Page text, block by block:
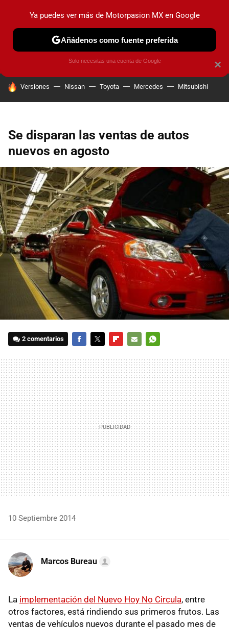
PRUEBAS INDUSTRIA HOY NO CIRCULA
HOY SE HABLA DE
Versiones Nissan Toyota Mercedes Mitsubishi
Se disparan las ventas de autos
nuevos en agosto
2 comentarios
MAIL
10 Septiembre 2014
Marcos Bureau
La implementación del Nuevo Hoy No Circula, entre
otros factores, está rindiendo sus primeros frutos. Las
ventas de vehículos nuevos durante el pasado mes de
×
Ya puedes ver más de Motorpasion MX en Google
Añádenos como fuente preferida
Solo necesitas una cuenta de Google